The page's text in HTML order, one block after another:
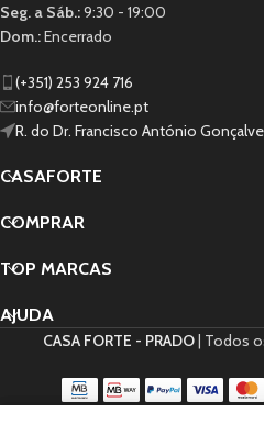
Seg. a Sáb.:9:30 - 19:00
Dom.:Encerrado
(+351) 253 924 716
info@forteonline.pt
R. do Dr. Francisco António
CASAFORTE
COMPRAR
TOP MARCAS
AJUDA
CASA FORTE - PRADO| Todos